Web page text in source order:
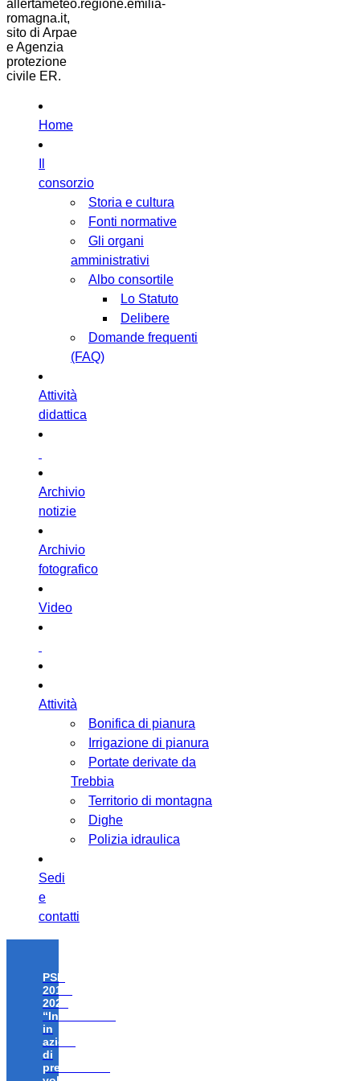
allertameteo.regione.emilia-
romagna.it,
sito di Arpae
e Agenzia
protezione
civile ER.
Home
consorzio
Storia e cultura
Fonti normative
Gli organi
amministrativi
Albo consortile
Lo Statuto
Delibere
Domande frequenti
(FAQ)
Attività
didattica
Archivio
notizie
Archivio
fotografico
Video
Attività
Bonifica di pianura
Irrigazione di pianura
Portate derivate da
Trebbia
Territorio di montagna
Dighe
Polizia idraulica
Sedi
e
contatti
PSR
2014-
2020
“Investimenti
in
azioni
di
prevenzione